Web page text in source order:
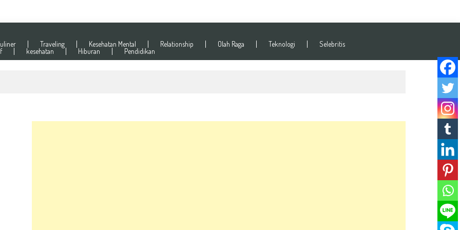
Traveling Kesehatan Mental Relationship Olah Raga Teknologi
Selebritis
kesehatan Hiburan Pendidikan
Lagi Stres